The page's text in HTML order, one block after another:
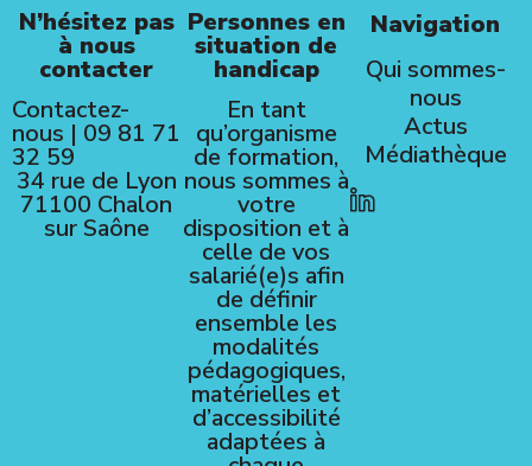
N’hésitez pas
à nous
contacter
Contactez-
nous | 09 81 71
32 59
34 rue de Lyon
71100 Chalon
sur Saône
Personnes en
situation de
handicap
En tant
qu’organisme
de formation,
nous sommes à
votre
disposition et à
celle de vos
salarié(e)s afin
de définir
ensemble les
modalités
pédagogiques,
matérielles et
d’accessibilité
adaptées à
Navigation
Qui sommes-
nous
Actus
Médiathèque